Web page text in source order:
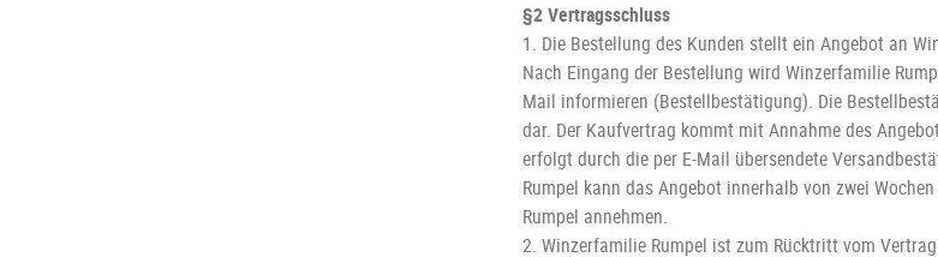
§2 Vertragsschluss
1. Die Bestellung des Kunden stellt ein Angebot an
Nach Eingang der Bestellung wird Winzerfamilie
Mail informieren (Bestellbestätigung). Die
dar. Der Kaufvertrag kommt mit Annahme des
erfolgt durch die per E-Mail übersendete
Rumpel kann das Angebot innerhalb von zwei
Rumpel annehmen.
2. Winzerfamilie Rumpel ist zum Rücktritt vom